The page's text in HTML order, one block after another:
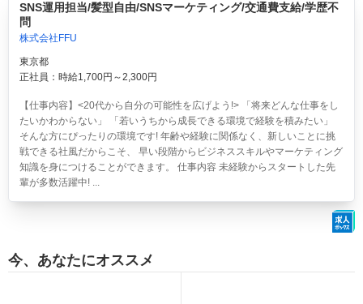
SNS運用担当/髪型自由/SNSマーケティング/交通費支給/学歴不
問
株式会社FFU
東京都
正社員：時給1,700円～2,300円
【仕事内容】<20代から自分の可能性を広げよう!> 「将来どんな仕事をし
たいかわからない」 「若いうちから成長できる環境で経験を積みたい」
そんな方にぴったりの環境です! 年齢や経験に関係なく、新しいことに挑
戦できる社風だからこそ、 早い段階からビジネススキルやマーケティング
知識を身につけることができます。 仕事内容 未経験からスタートした先
輩が多数活躍中! ...
今、あなたにオススメ